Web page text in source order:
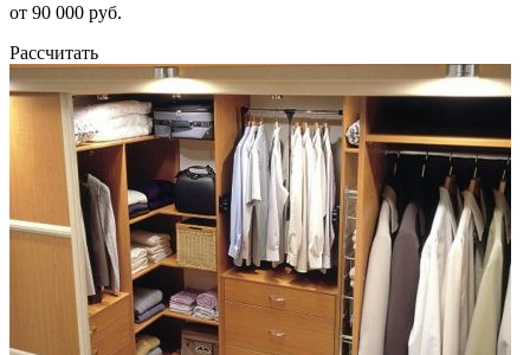
от 90 000 руб.
Рассчитать